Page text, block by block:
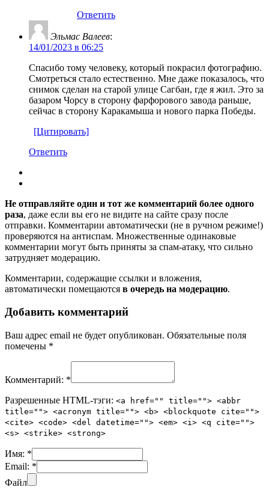
Ответить
Эльмас Валеев:
14/01/2023 в 06:25
Спасибо тому человеку, который покрасил фотографию.
Смотреться стало естественно. Мне даже показалось, что
снимок сделан на старой улице Сагбан, где я жил. Это за
базаром Чорсу в сторону фарфорового завода раньше,
сейчас в сторону Каракамыша и нового парка Победы.
[Цитировать]
Ответить
Не отправляйте один и тот же комментарий более одного
раза, даже если вы его не видите на сайте сразу после
отправки. Комментарии автоматически (не в ручном режиме!)
проверяются на антиспам. Множественные одинаковые
комментарии могут быть приняты за спам-атаку, что сильно
затрудняет модерацию.
Комментарии, содержащие ссылки и вложения,
автоматически помещаются в очередь на модерацию.
Добавить комментарий
Ваш адрес email не будет опубликован. Обязательные поля
помечены *
Комментарий: *
Разрешенные HTML-тэги: <a href="" title=""> <abbr
title=""> <acronym title=""> <b> <blockquote cite="">
<cite> <code> <del datetime=""> <em> <i> <q cite="">
<s> <strike> <strong>
Имя: *
Email: *
Файл